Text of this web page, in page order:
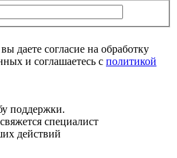
даете согласие на обработку
и соглашаетесь с политикой
поддержки.
специалист
действий